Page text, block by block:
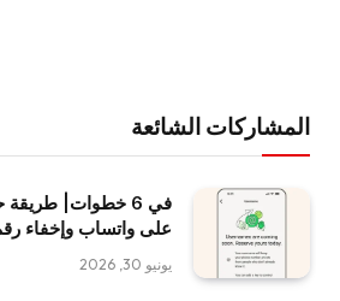
المشاركات الشائعة
في 6 خطوات|
على واتساب وإخفاء
يونيو 30, 2026